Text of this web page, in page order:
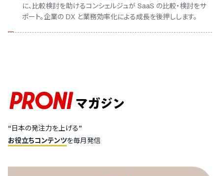
に、比較検討を助けるコンシェルジュが SaaS の比較・検討をサ
ポート。企業の DX と業務効率化による成長を後押しします。
“日本の発注力を上げる”
お役立ちコンテンツを毎月発信